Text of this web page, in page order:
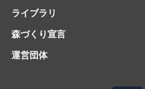
ライブラリ
森づくり宣言
運営団体